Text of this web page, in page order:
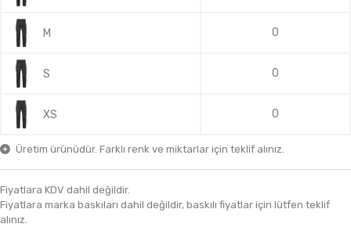
M 0
S 0
XS 0
Üretim ürünüdür. Farklı renk ve miktarlar için teklif alınız.
Fiyatlara KDV dahil değildir.
Fiyatlara marka baskıları dahil değildir, baskılı fiyatlar için lütfen teklif
alınız.